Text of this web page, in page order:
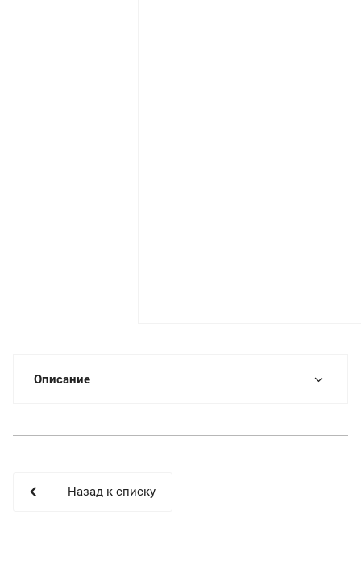
Описание
Назад к списку